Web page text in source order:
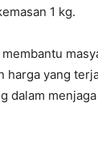
1 kg.
yang
dalam